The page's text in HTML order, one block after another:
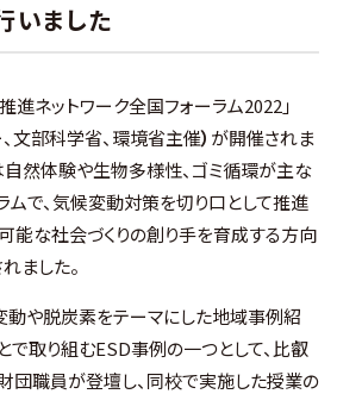
いました
進ネットワーク全国フォーラム2022」
文部科学省、環境省主催） が開催されま
自然体験や生物多様性、ゴミ循環が主な
ムで、気候変動対策を切り口として推進
能な社会づくりの創り手を育成する方向
ました。
動や脱炭素をテーマにした地域事例紹
で取り組むESD事例の一つとして、比叡
団職員が登壇し、同校で実施した授業の